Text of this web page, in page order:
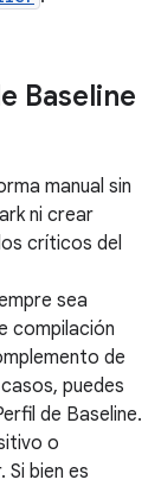
Baseline
manual sin
ni crear
críticos del
sea
compilación
de
puedes
de Baseline.
o
Si bien es